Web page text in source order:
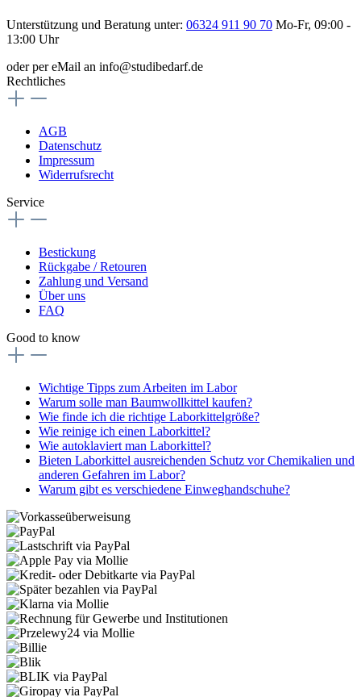
Unterstützung und Beratung unter: 06324 911 90 70 Mo-Fr, 09:00 -
13:00 Uhr
oder per eMail an info@studibedarf.de
Rechtliches
AGB
Datenschutz
Impressum
Widerrufsrecht
Service
Bestickung
Rückgabe / Retouren
Zahlung und Versand
Über uns
FAQ
Good to know
Wichtige Tipps zum Arbeiten im Labor
Warum solle man Baumwollkittel kaufen?
Wie finde ich die richtige Laborkittelgröße?
Wie reinige ich einen Laborkittel?
Wie autoklaviert man Laborkittel?
Bieten Laborkittel ausreichenden Schutz vor Chemikalien und
anderen Gefahren im Labor?
Warum gibt es verschiedene Einweghandschuhe?